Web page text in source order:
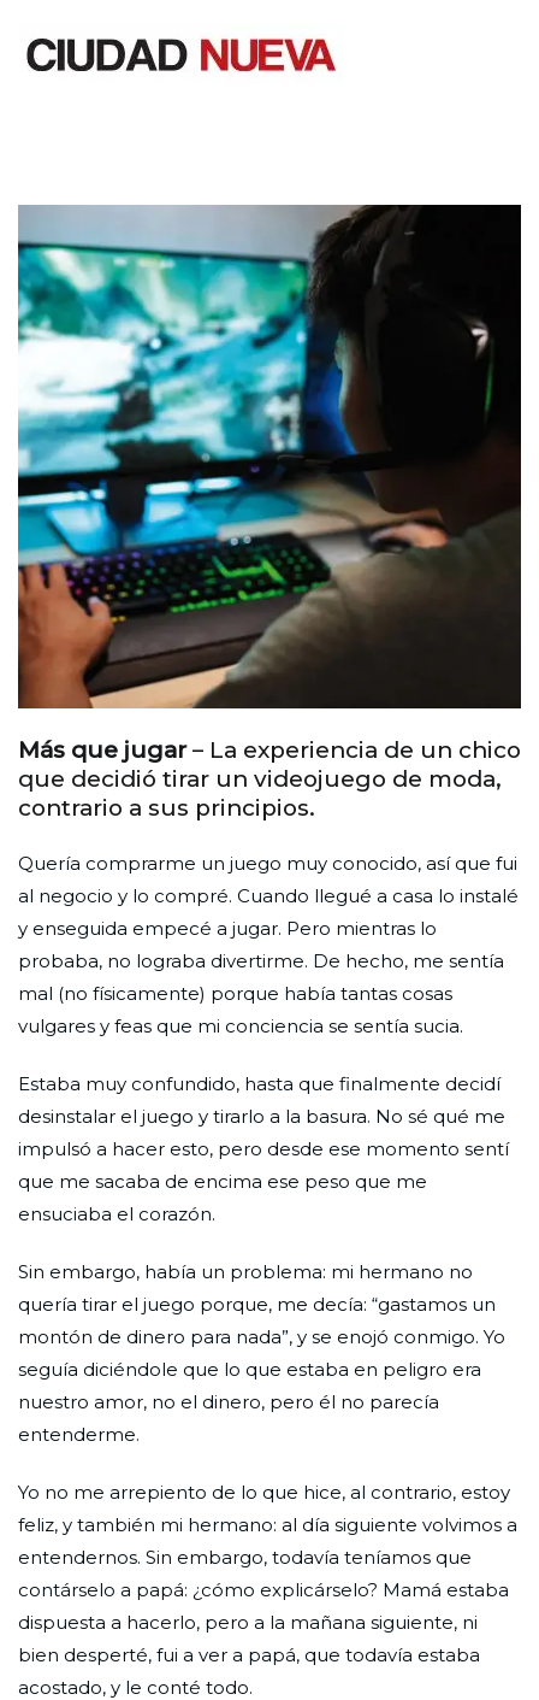
Más que jugar– La experiencia de un chico
que decidió tirar un videojuego de moda,
contrario a sus principios.
Quería comprarme un juego muy conocido, así que fui
al negocio y lo compré. Cuando llegué a casa lo instalé
y enseguida empecé a jugar. Pero mientras lo
probaba, no lograba divertirme. De hecho, me sentía
mal (no físicamente) porque había tantas cosas
vulgares y feas que mi conciencia se sentía sucia.
Estaba muy confundido, hasta que finalmente decidí
desinstalar el juego y tirarlo a la basura. No sé qué me
impulsó a hacer esto, pero desde ese momento sentí
que me sacaba de encima ese peso que me
ensuciaba el corazón.
Sin embargo, había un problema: mi hermano no
quería tirar el juego porque, me decía: “gastamos un
montón de dinero para nada”, y se enojó conmigo. Yo
seguía diciéndole que lo que estaba en peligro era
nuestro amor, no el dinero, pero él no parecía
entenderme.
Yo no me arrepiento de lo que hice, al contrario, estoy
feliz, y también mi hermano: al día siguiente volvimos a
entendernos. Sin embargo, todavía teníamos que
contárselo a papá: ¿cómo explicárselo? Mamá estaba
dispuesta a hacerlo, pero a la mañana siguiente, ni
bien desperté, fui a ver a papá, que todavía estaba
acostado, y le conté todo.